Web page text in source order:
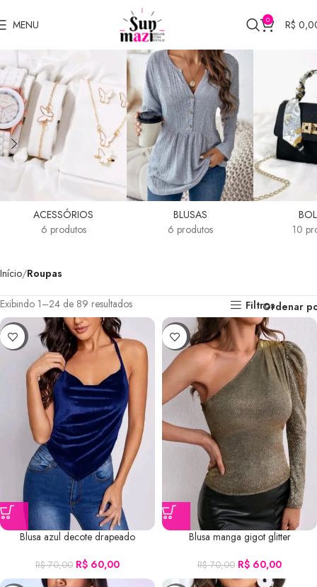
MENU 0 R$
Roupas
ACESSÓRIOS
6 produtos
BLUSAS
6 produtos
10
Início Roupas
Exibindo 1–24 de 89 resultados FiltrosOrdenar
-14%
Blusa azul decote drapeado
R$70,00 R$ 60,00
-14%
Blusa manga gigot glitter
R$70,00 R$ 60,00